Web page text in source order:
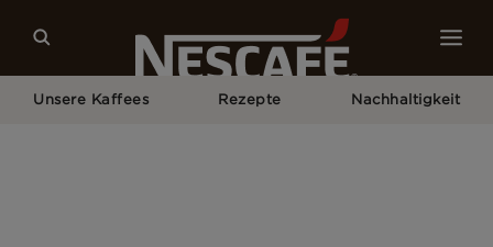
Unsere Kaffees Rezepte Nachhaltigkeit